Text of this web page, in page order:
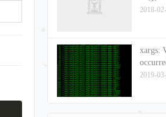
2018-
xargs:
2019-